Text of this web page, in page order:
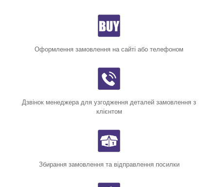
Оформлення замовлення на сайті або телефоном
Дзвінок менеджера для узгодження деталей замовлення з
клієнтом
Збирання замовлення та відправлення посилки